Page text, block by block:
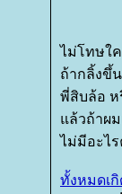
ไม่โทษใค
ถ้ากลิ้งขึ้
พี่สิบล้อ ห
ล้วถ้าผม
ไม่มีอะไ
ทั้งหมดเ